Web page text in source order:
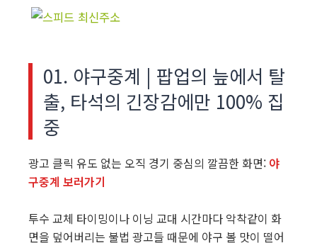
01. 야구중계 | 팝업의 늪에서 탈
출, 타석의 긴장감에만 100% 집
중
광고 클릭 유도 없는 오직 경기 중심의 깔끔한 화면: 야
구중계 보러가기
투수 교체 타이밍이나 이닝 교대 시간마다 악착같이 화
면을 덮어버리는 불법 광고들 때문에 야구 볼 맛이 떨어